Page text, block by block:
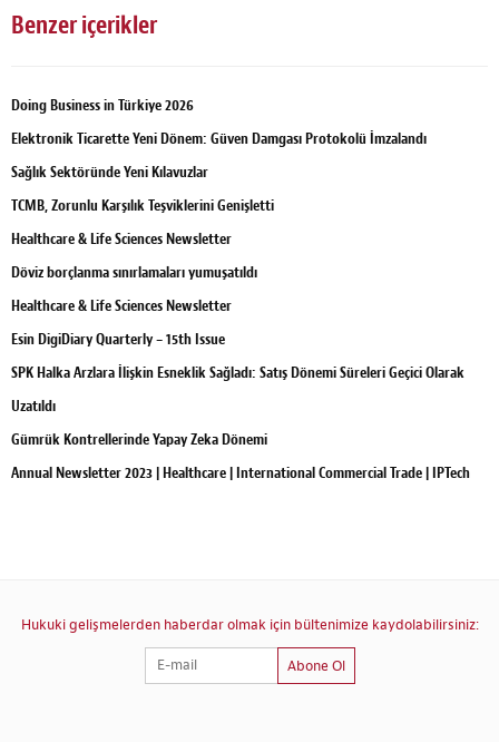
Benzer içerikler
Doing Business in Türkiye 2026
Elektronik Ticarette Yeni Dönem: Güven Damgası Protokolü İmzalandı
Sağlık Sektöründe Yeni Kılavuzlar
TCMB, Zorunlu Karşılık Teşviklerini Genişletti
Healthcare & Life Sciences Newsletter
Döviz borçlanma sınırlamaları yumuşatıldı
Healthcare & Life Sciences Newsletter
Esin DigiDiary Quarterly – 15th Issue
SPK Halka Arzlara İlişkin Esneklik Sağladı: Satış Dönemi Süreleri Geçici Olarak
Uzatıldı
Gümrük Kontrellerinde Yapay Zeka Dönemi
Annual Newsletter 2023 | Healthcare | International Commercial Trade | IPTech
Hukuki gelişmelerden haberdar olmak için bültenimize kaydolabilirsiniz:
Abone Ol